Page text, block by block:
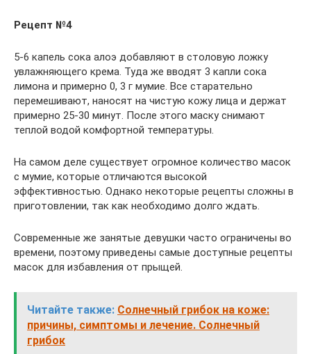
Рецепт №4
5-6 капель сока алоэ добавляют в столовую ложку
увлажняющего крема. Туда же вводят 3 капли сока
лимона и примерно 0, 3 г мумие. Все старательно
перемешивают, наносят на чистую кожу лица и держат
примерно 25-30 минут. После этого маску снимают
теплой водой комфортной температуры.
На самом деле существует огромное количество масок
с мумие, которые отличаются высокой
эффективностью. Однако некоторые рецепты сложны в
приготовлении, так как необходимо долго ждать.
Современные же занятые девушки часто ограничены во
времени, поэтому приведены самые доступные рецепты
масок для избавления от прыщей.
Читайте также: Солнечный грибок на коже:
причины, симптомы и лечение. Солнечный
грибок